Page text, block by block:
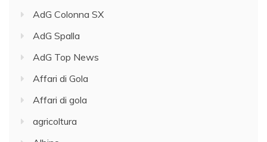
AdG Colonna SX
AdG Spalla
AdG Top News
Affari di Gola
Affari di gola
agricoltura